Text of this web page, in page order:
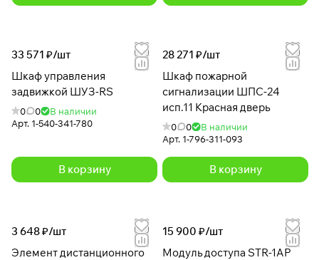
33 571 ₽/шт
Шкаф управления
задвижкой ШУЗ-RS
0 0
В наличии
Арт. 1-540-341-780
В корзину
28 271 ₽/шт
Шкаф пожарной
сигнализации ШПС-24
исп.11 Красная дверь
0 0
В наличии
Арт. 1-796-311-093
В корзину
3 648 ₽/шт
Элемент дистанционного
15 900 ₽/шт
Модуль доступа STR-1AP